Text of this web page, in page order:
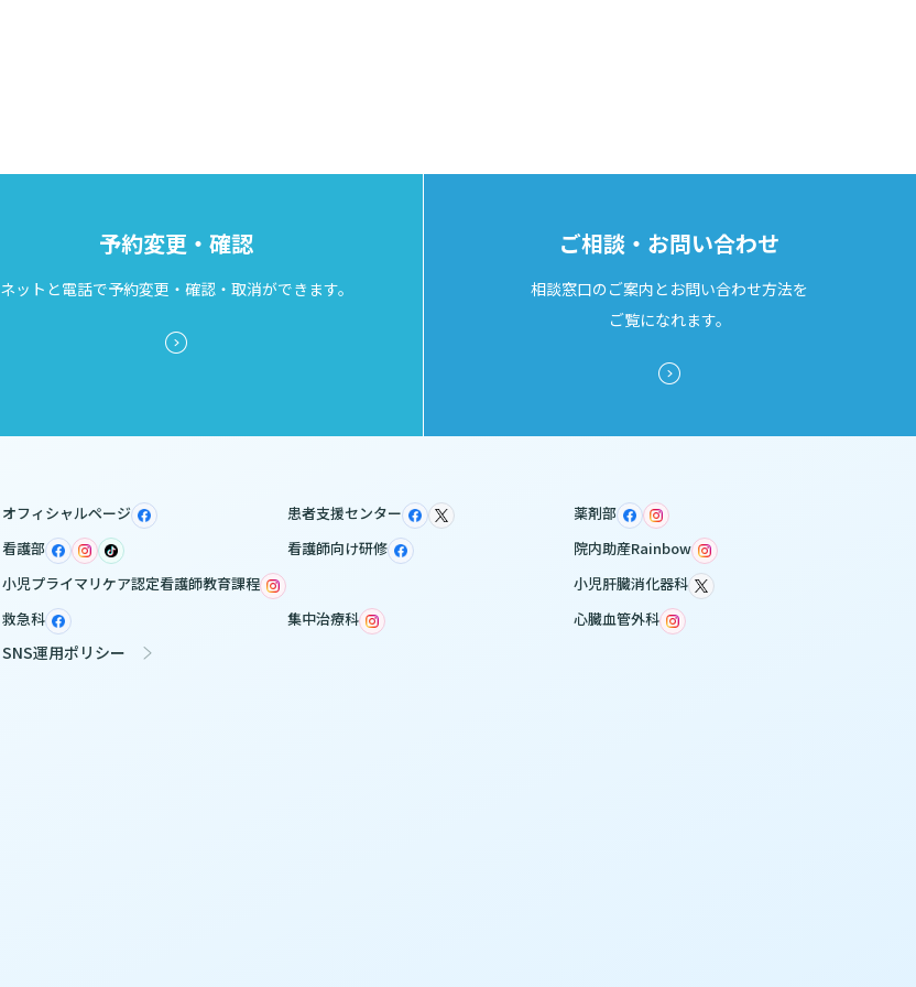
予約変更・確認
ネットと電話で予約変更・確認・取消ができます。
ご相談・お問い合わせ
相談窓口のご案内とお問い合わせ方法を
ご覧になれます。
オフィシャルページ 患者支援センター
薬剤部
看護部
看護師向け研修
院内助産Rainbow
小児プライマリケア認定看護師教育課程
小児肝臓消化器科
救急科
集中治療科 心臓血管外科
SNS運用ポリシー